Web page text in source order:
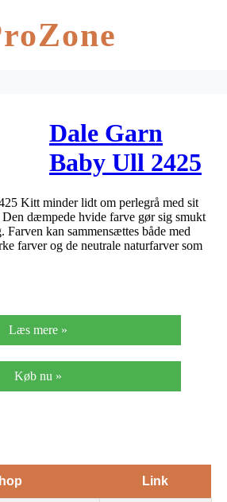
Dale Garn
Baby Ull 2425
Kitt
Kitt minder lidt om perlegrå med sit
dæmpede hvide farve gør sig smukt
kan sammensættes både med
farver og de neutrale naturfarver som
Læs mere »
Køb nu »
Link